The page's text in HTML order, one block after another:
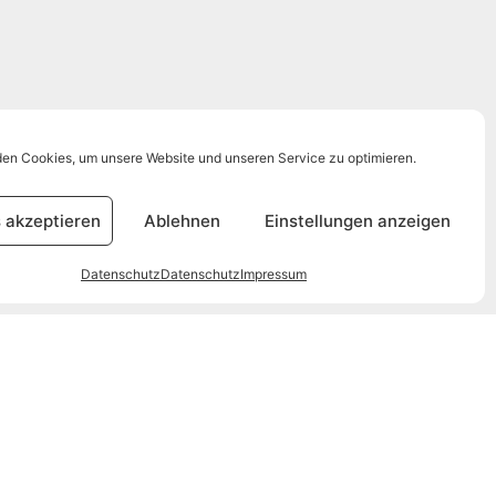
Cookies, um unsere Website und unseren Service zu optimieren.
akzeptieren Ablehnen Einstellungen anzeigen
DatenschutzDatenschutzImpressum